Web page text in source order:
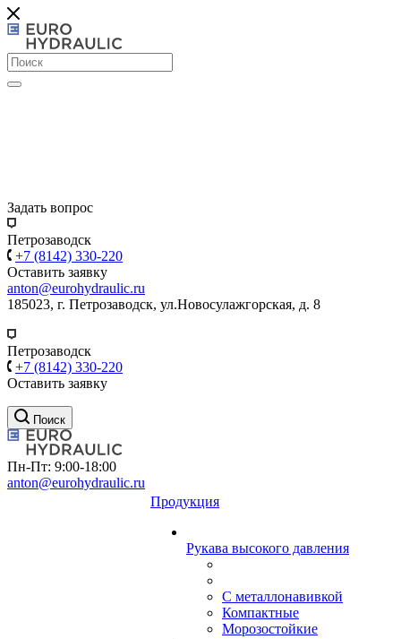
Задать вопрос
Петрозаводск
+7 (8142) 330-220
Оставить заявку
anton@eurohydraulic.ru
185023, г. Петрозаводск, ул.Новосулажгорская, д. 8
Петрозаводск
+7 (8142) 330-220
Оставить заявку
Поиск
Пн-Пт: 9:00-18:00
anton@eurohydraulic.ru
Продукция
Рукава высокого давления
С металлонавивкой
Компактные
Морозостойкие